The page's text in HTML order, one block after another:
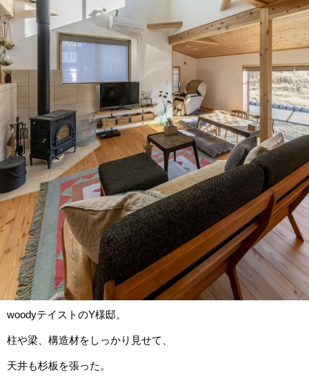
woodyテイストのY様邸。
柱や梁、構造材をしっかり見せて、
天井も杉板を張った。